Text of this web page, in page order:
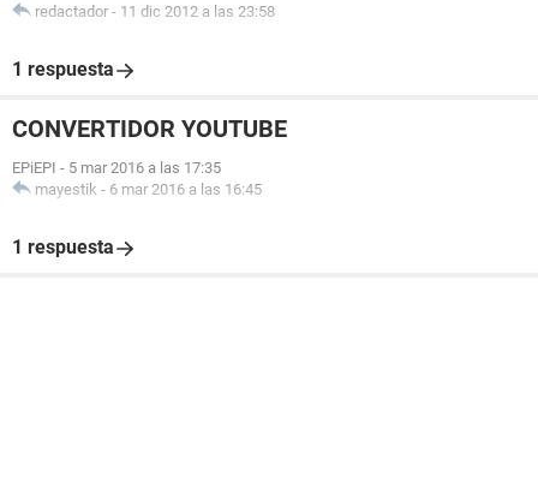
redactador - 11 dic 2012 a las 23:58
1 respuesta
CONVERTIDOR YOUTUBE
EPiEPI - 5 mar 2016 a las 17:35
mayestik - 6 mar 2016 a las 16:45
1 respuesta